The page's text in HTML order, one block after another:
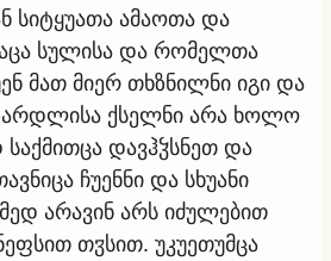
სიტყუათა ამაოთა და
სულისა და რომელთა
მათ მიერ თხზნილნი იგი და
ქსელნი არა ხოლო
დავჰჴსნეთ და
ჩუენნი და სხუანი
არავინ არს იძულებით
თჳსით. უკუეთუმცა